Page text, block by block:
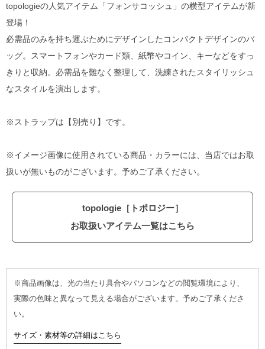
topologieの人気アイテム「フォンサコッシュ」の横型アイテムが新
登場！
必需品のみを持ち運ぶためにデザインしたコンパクトデザインのバ
ッグ。スマートフォンやカード類、紙幣やコイン、キーなどをすっ
きりと収納。必需品を難なく整理して、洗練されたスタイリッシュ
なスタイルを演出します。
※ストラップは【別売り】です。
※イメージ画像に使用されている商品・カラーには、当店ではお取
扱いが無いものがございます。予めご了承ください。
topologie［トポロジー］
お取扱いアイテム一覧はこちら
※商品画像は、光の当たり具合やパソコンなどの閲覧環境により、
実際の色味と異なって見える場合がございます。予めご了承くださ
い。
サイズ・素材等の詳細はこちら